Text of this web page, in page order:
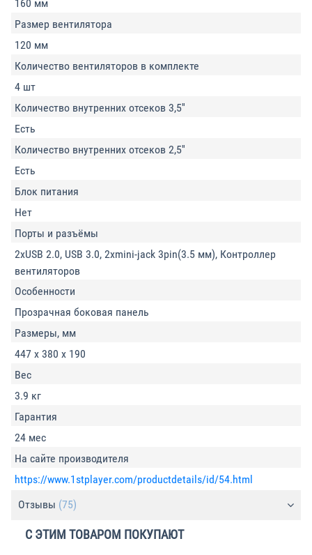
160 мм
Размер вентилятора
120 мм
Количество вентиляторов в комплекте
4 шт
Количество внутренних отсеков 3,5''
Есть
Количество внутренних отсеков 2,5''
Есть
Блок питания
Нет
Порты и разъёмы
2xUSB 2.0, USB 3.0, 2xmini-jack 3pin(3.5 мм), Контроллер
вентиляторов
Особенности
Прозрачная боковая панель
Размеры, мм
447 x 380 x 190
Вес
3.9 кг
Гарантия
24 мес
На сайте производителя
https://www.1stplayer.com/productdetails/id/54.html
Отзывы (75)
С ЭТИМ ТОВАРОМ ПОКУПАЮТ